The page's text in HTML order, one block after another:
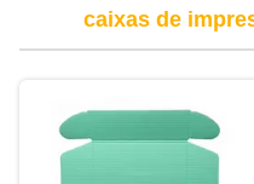
caixas de